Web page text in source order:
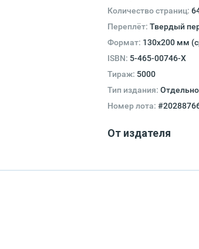
Количество страниц:
Переплёт: Твердый
Формат: 130х200 мм
ISBN: 5-465-00746-X
Тираж: 5000
Тип издания:
Номер лота:
От издателя